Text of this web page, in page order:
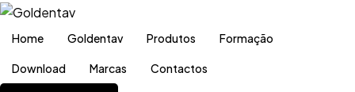
Home Goldentav Produtos Formação
Download Marcas Contactos